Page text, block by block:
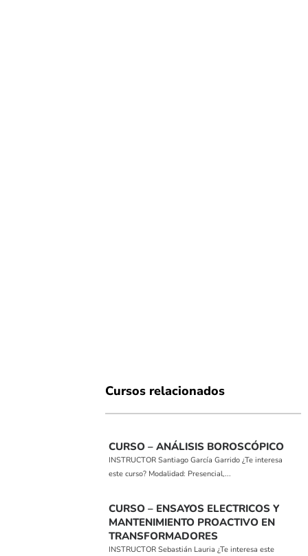
Cursos relacionados
CURSO – ANÁLISIS BOROSCÓPICO
INSTRUCTOR Santiago García Garrido ¿Te interesa
este curso? Modalidad: Presencial,...
CURSO – ENSAYOS ELECTRICOS Y
MANTENIMIENTO PROACTIVO EN
TRANSFORMADORES
INSTRUCTOR Sebastián Lauria ¿Te interesa este